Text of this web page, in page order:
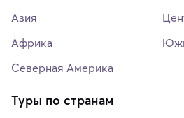
Азия
Африка
Северная Америка
Туры по странам